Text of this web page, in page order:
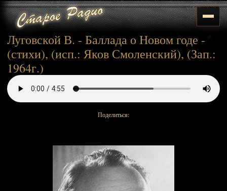
Луговской В. - Баллада о Новом годе -
(стихи), (исп.: Яков Смоленский), (Зап.:
1964г.)
Поделиться: